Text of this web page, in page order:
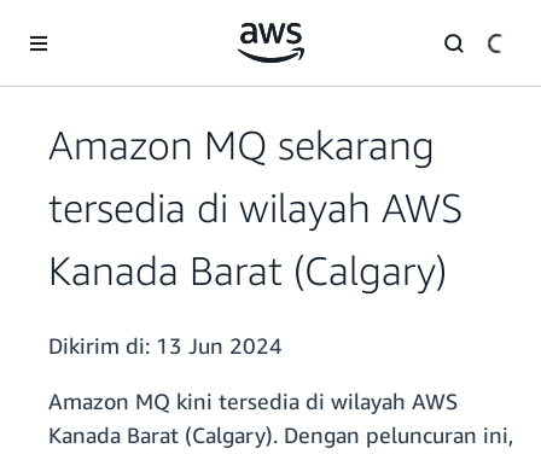
Amazon MQ sekarang
tersedia di wilayah AWS
Kanada Barat (Calgary)
Dikirim di: 13 Jun 2024
Amazon MQ kini tersedia di wilayah AWS
Kanada Barat (Calgary). Dengan peluncuran ini,